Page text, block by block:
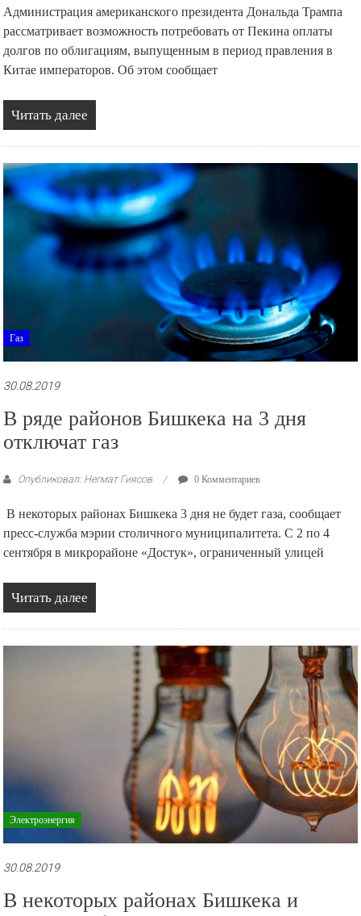
Администрация американского президента Дональда Трампа
рассматривает возможность потребовать от Пекина оплаты
долгов по облигациям, выпущенным в период правления в
Китае императоров. Об этом сообщает
Читать далее
Газ
30.08.2019
В ряде районов Бишкека на 3 дня
отключат газ
Опубликовал: Негмат Гиясов 0 Комментариев
В некоторых районах Бишкека 3 дня не будет газа, сообщает
пресс-служба мэрии столичного муниципалитета. С 2 по 4
сентября в микрорайоне «Достук», ограниченный улицей
Читать далее
Электроэнергия
30.08.2019
В некоторых районах Бишкека и